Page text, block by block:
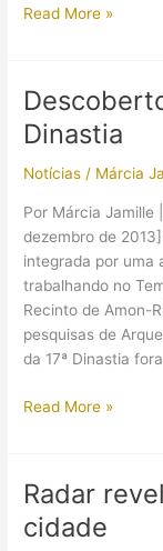
A
a
protagonista
um
game
brasileiro
Read More »
Dinastia
Notícias / Márcia
Por Márcia Jamille
dezembro de
integrada por uma
trabalhando no
Recinto de Amon-
pesquisas de
da 17ª Dinastia
Descoberto
17ª
Dinastia
Read More »
Radar
cidade